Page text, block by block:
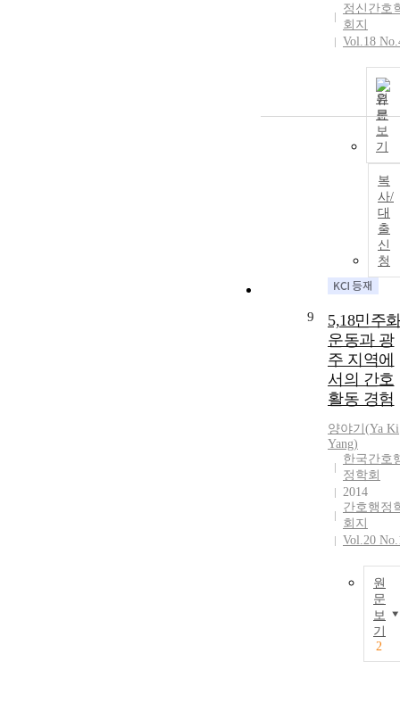
정신간호
회지
Vol.18
원
문
보
기
복
사/
대
출
신
청
9
5,18민주
운동과 광
주 지역에
서의 간호
활동 경험
양야기 (Ya Ki
Yang)
한국간호
정학회
2014
간호행정
회지
Vol.20
원
문
보
기
2